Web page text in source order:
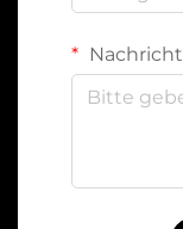
Nachricht